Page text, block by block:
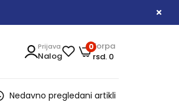
Korpa
rsd. 0
0
Prijava
Nalog
Nedavno pregledani artikli